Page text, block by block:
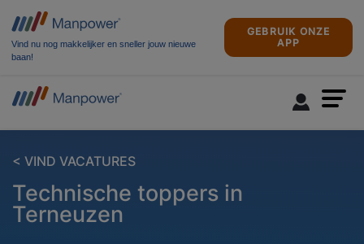
Vind nu nog makkelijker en sneller jouw nieuwe
baan!
GEBRUIK ONZE
APP
< VIND VACATURES
Technische toppers in
Terneuzen